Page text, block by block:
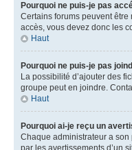
Pourquoi ne puis-je pas
Certains forums peuvent
accès, vous devez donc les
Haut
Pourquoi ne puis-je pas
La possibilité d’ajouter des
groupe peut en joindre.
Haut
Pourquoi ai-je reçu un
Chaque administrateur a son
par les avertissements d’un